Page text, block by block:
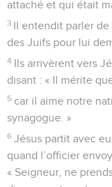
attaché et qui était
3 Il entendit parler
des Juifs pour lui
4 Ils arrivèrent vers
disant : « Il mérite
5 car il aime notre
synagogue. »
6 Jésus partit avec
quand l’officier
« Seigneur, ne